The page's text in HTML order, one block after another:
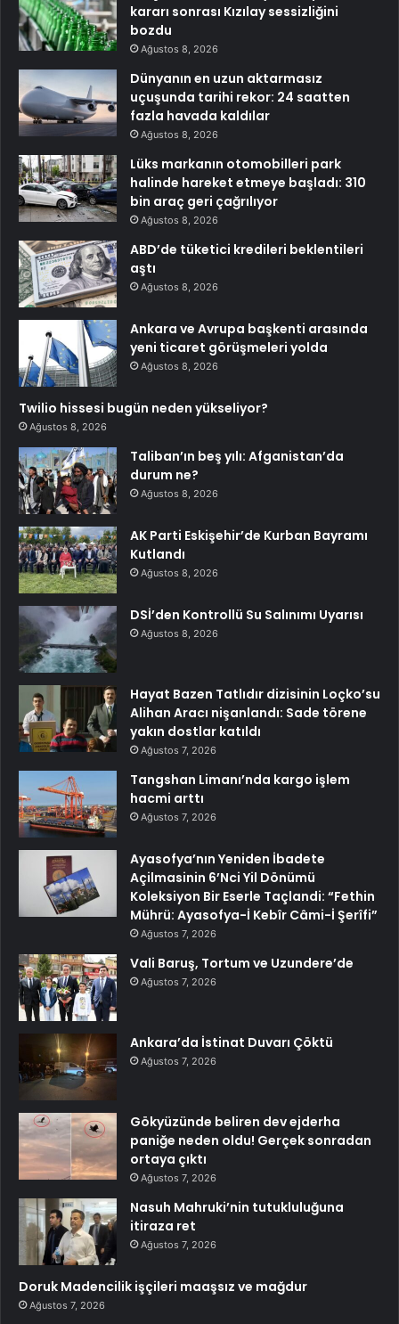
kararı sonrası Kızılay sessizliğini
bozdu
Ağustos 8, 2026
Dünyanın en uzun aktarmasız
uçuşunda tarihi rekor: 24 saatten
fazla havada kaldılar
Ağustos 8, 2026
Lüks markanın otomobilleri park
halinde hareket etmeye başladı: 310
bin araç geri çağrılıyor
Ağustos 8, 2026
ABD’de tüketici kredileri beklentileri
aştı
Ağustos 8, 2026
Ankara ve Avrupa başkenti arasında
yeni ticaret görüşmeleri yolda
Ağustos 8, 2026
Twilio hissesi bugün neden yükseliyor?
Ağustos 8, 2026
Taliban’ın beş yılı: Afganistan’da
durum ne?
Ağustos 8, 2026
AK Parti Eskişehir’de Kurban Bayramı
Kutlandı
Ağustos 8, 2026
DSİ’den Kontrollü Su Salınımı Uyarısı
Ağustos 8, 2026
Hayat Bazen Tatlıdır dizisinin Loçko’su
Alihan Aracı nişanlandı: Sade törene
yakın dostlar katıldı
Ağustos 7, 2026
Tangshan Limanı’nda kargo işlem
hacmi arttı
Ağustos 7, 2026
Ayasofya’nın Yeniden İbadete
Açilmasinin 6’Nci Yil Dönümü
Koleksiyon Bir Eserle Taçlandi: “Fethin
Mührü: Ayasofya-İ Kebîr Câmi-İ Şerîfi”
Ağustos 7, 2026
Vali Baruş, Tortum ve Uzundere’de
Ağustos 7, 2026
Ankara’da İstinat Duvarı Çöktü
Ağustos 7, 2026
Gökyüzünde beliren dev ejderha
paniğe neden oldu! Gerçek sonradan
ortaya çıktı
Ağustos 7, 2026
Nasuh Mahruki’nin tutukluluğuna
itiraza ret
Ağustos 7, 2026
Doruk Madencilik işçileri maaşsız ve mağdur
Ağustos 7, 2026